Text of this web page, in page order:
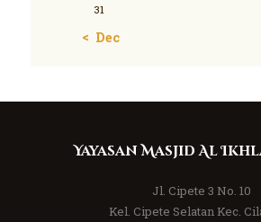
31
« Dec
Yayasan Masjid Al
Jl. Cipete 3 No. 10
Kel. Cipete Selatan Kec.